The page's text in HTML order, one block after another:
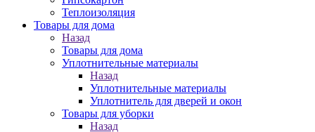
Теплоизоляция
Товары для дома
Назад
Товары для дома
Уплотнительные материалы
Назад
Уплотнительные материалы
Уплотнитель для дверей и окон
Товары для уборки
Назад